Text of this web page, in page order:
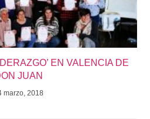
EN VALENCIA DE
JUAN
marzo, 2018